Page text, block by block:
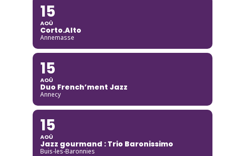
15
AOÛ
Corto.Alto
Annemasse
15
AOÛ
Duo French’ment Jazz
Annecy
15
AOÛ
Jazz gourmand : Trio Baronissimo
Buis-les-Baronnies